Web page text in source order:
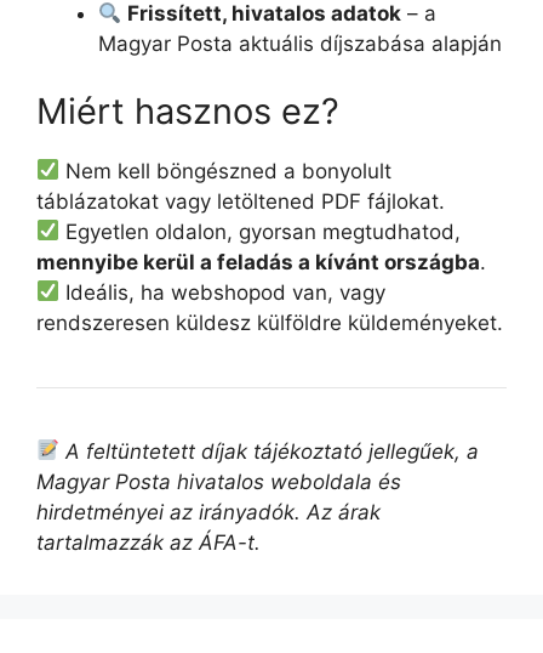
Frissített, hivatalos adatok – a
Magyar Posta aktuális díjszabása alapján
Miért hasznos ez?
Nem kell böngészned a bonyolult
táblázatokat vagy letöltened PDF fájlokat.
Egyetlen oldalon, gyorsan megtudhatod,
mennyibe kerül a feladás a kívánt országba.
Ideális, ha webshopod van, vagy
rendszeresen küldesz külföldre küldeményeket.
A feltüntetett díjak tájékoztató jellegűek, a
Magyar Posta hivatalos weboldala és
hirdetményei az irányadók. Az árak
tartalmazzák az ÁFA-t.